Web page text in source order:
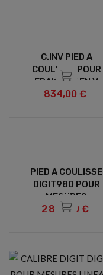
C.INV PIED A
COULISSE POUR
FRAISAGE EN V
-90
834,00 €
PIED A COULISSE
DIGIT980 POUR
MESURES
LINEAIRES
2 815,00 €